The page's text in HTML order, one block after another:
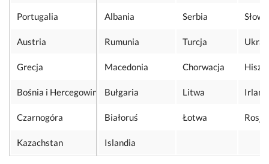
Albania Serbia
Rumunia Turcja
Macedonia Chorwacja
Bułgaria Litwa
Białoruś Łotwa Rosja
Islandia
Portugalia
Austria
Grecja
Bośnia i Hercegowina
Czarnogóra
Kazachstan